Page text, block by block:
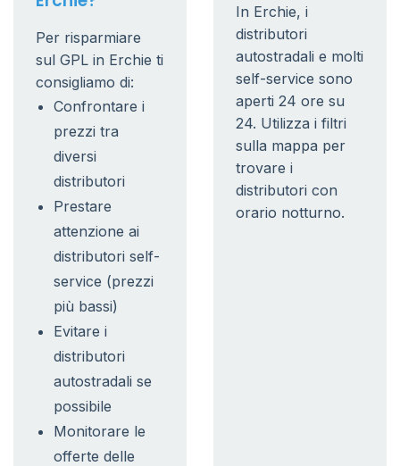
Per risparmiare
sul GPL in Erchie ti
consigliamo di:
Confrontare i
prezzi tra
diversi
distributori
Prestare
attenzione ai
distributori self-
service (prezzi
più bassi)
Evitare i
distributori
autostradali se
possibile
Monitorare le
offerte delle
In Erchie, i
distributori
autostradali e molti
self-service sono
aperti 24 ore su
24. Utilizza i filtri
sulla mappa per
trovare i
distributori con
orario notturno.